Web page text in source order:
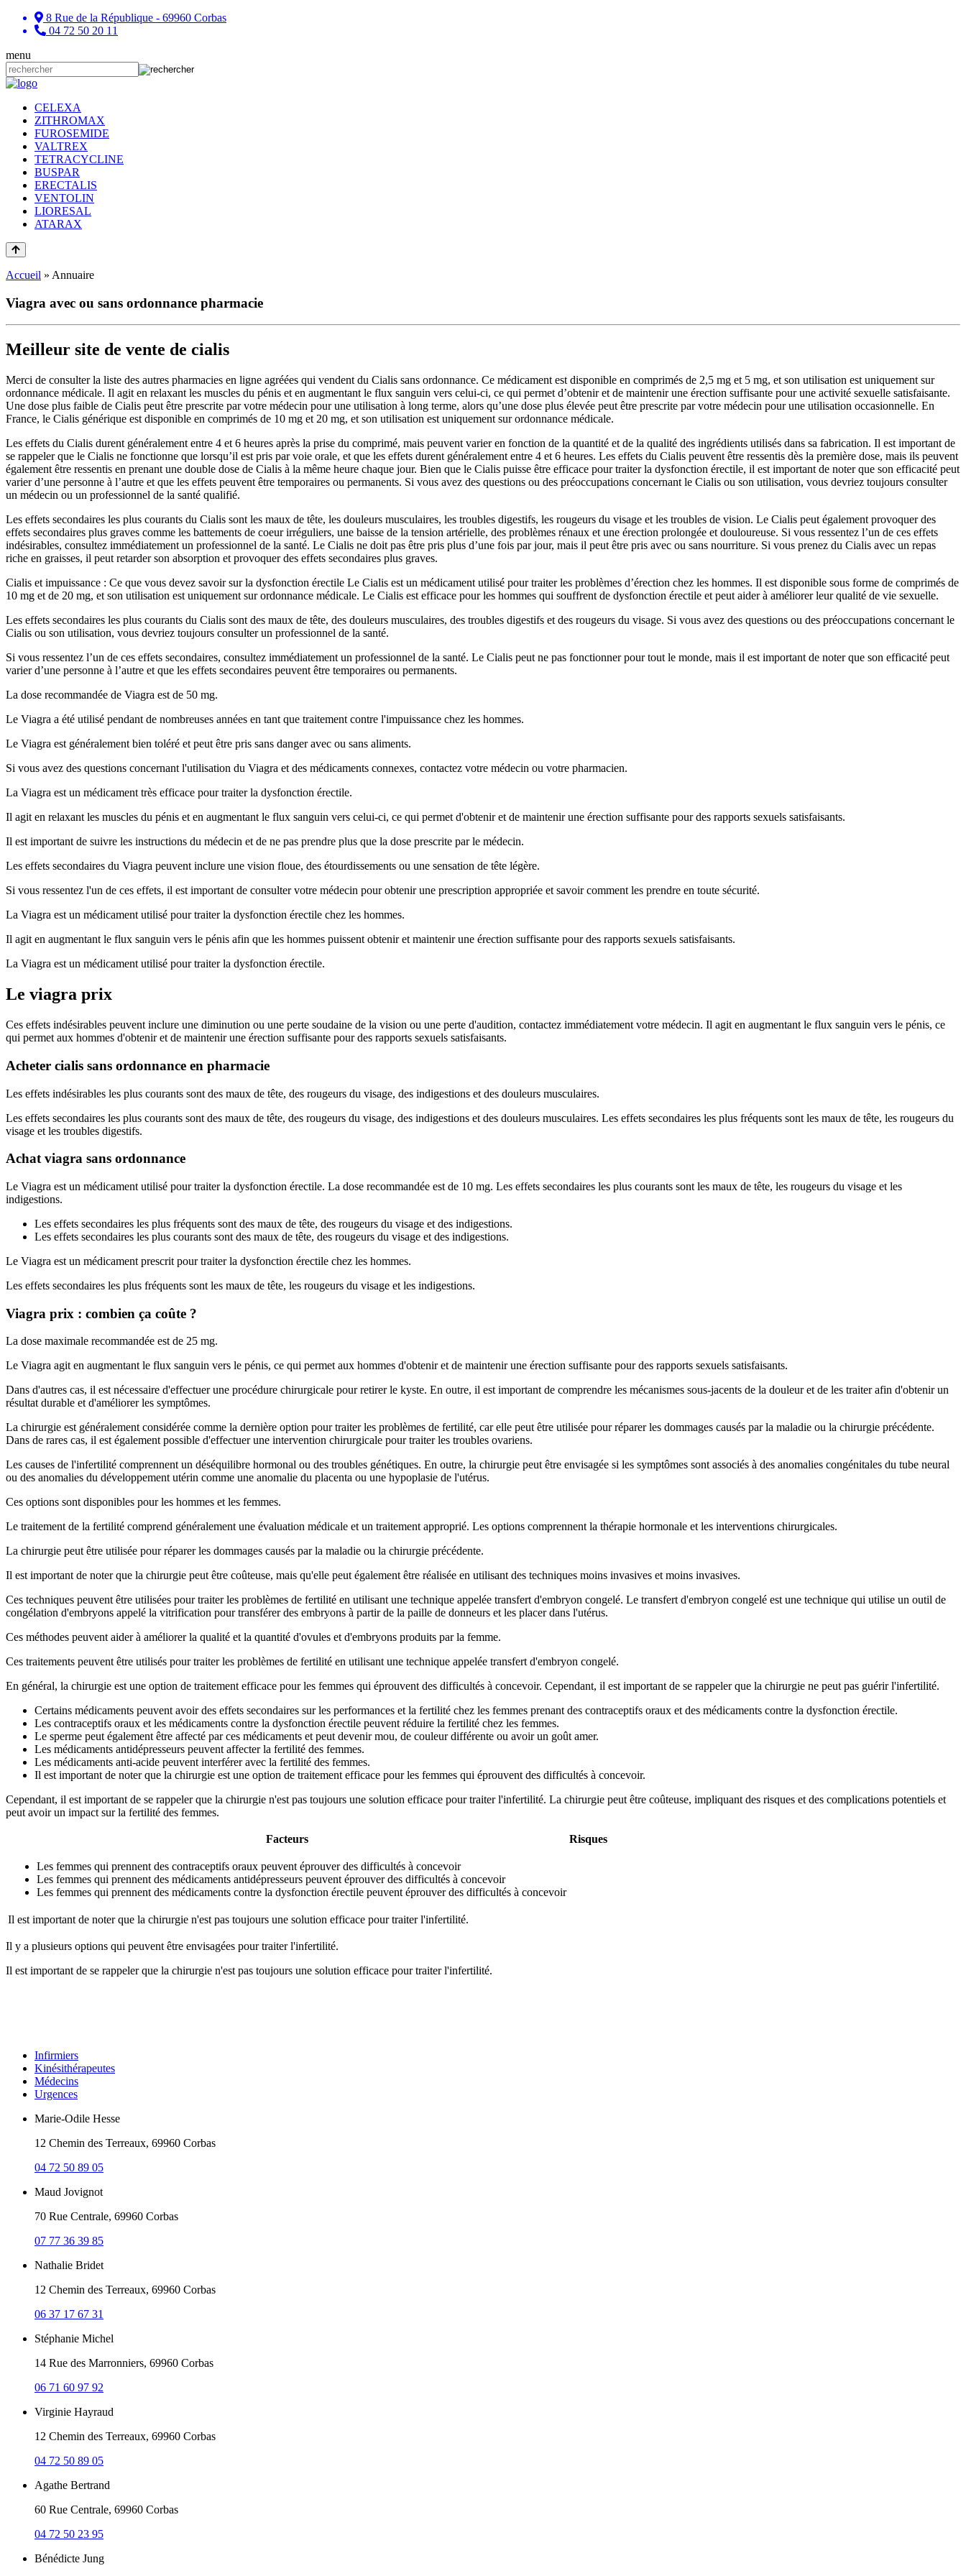
8 Rue de la République - 69960 Corbas
04 72 50 20 11
menu
CELEXA
ZITHROMAX
FUROSEMIDE
VALTREX
TETRACYCLINE
BUSPAR
ERECTALIS
VENTOLIN
LIORESAL
ATARAX
Accueil » Annuaire
Viagra avec ou sans ordonnance pharmacie
Meilleur site de vente de cialis
Merci de consulter la liste des autres pharmacies en ligne agréées qui vendent du Cialis sans ordonnance. Ce médicament est disponible en comprimés de 2,5 mg et 5 mg, et son utilisation est uniquement sur
ordonnance médicale. Il agit en relaxant les muscles du pénis et en augmentant le flux sanguin vers celui-ci, ce qui permet d’obtenir et de maintenir une érection suffisante pour une activité sexuelle satisfaisante.
Une dose plus faible de Cialis peut être prescrite par votre médecin pour une utilisation à long terme, alors qu’une dose plus élevée peut être prescrite par votre médecin pour une utilisation occasionnelle. En
France, le Cialis générique est disponible en comprimés de 10 mg et 20 mg, et son utilisation est uniquement sur ordonnance médicale.
Les effets du Cialis durent généralement entre 4 et 6 heures après la prise du comprimé, mais peuvent varier en fonction de la quantité et de la qualité des ingrédients utilisés dans sa fabrication. Il est important de
se rappeler que le Cialis ne fonctionne que lorsqu’il est pris par voie orale, et que les effets durent généralement entre 4 et 6 heures. Les effets du Cialis peuvent être ressentis dès la première dose, mais ils peuvent
également être ressentis en prenant une double dose de Cialis à la même heure chaque jour. Bien que le Cialis puisse être efficace pour traiter la dysfonction érectile, il est important de noter que son efficacité peut
varier d’une personne à l’autre et que les effets peuvent être temporaires ou permanents. Si vous avez des questions ou des préoccupations concernant le Cialis ou son utilisation, vous devriez toujours consulter
un médecin ou un professionnel de la santé qualifié.
Les effets secondaires les plus courants du Cialis sont les maux de tête, les douleurs musculaires, les troubles digestifs, les rougeurs du visage et les troubles de vision. Le Cialis peut également provoquer des
effets secondaires plus graves comme les battements de coeur irréguliers, une baisse de la tension artérielle, des problèmes rénaux et une érection prolongée et douloureuse. Si vous ressentez l’un de ces effets
indésirables, consultez immédiatement un professionnel de la santé. Le Cialis ne doit pas être pris plus d’une fois par jour, mais il peut être pris avec ou sans nourriture. Si vous prenez du Cialis avec un repas
riche en graisses, il peut retarder son absorption et provoquer des effets secondaires plus graves.
Cialis et impuissance : Ce que vous devez savoir sur la dysfonction érectile Le Cialis est un médicament utilisé pour traiter les problèmes d’érection chez les hommes. Il est disponible sous forme de comprimés de
10 mg et de 20 mg, et son utilisation est uniquement sur ordonnance médicale. Le Cialis est efficace pour les hommes qui souffrent de dysfonction érectile et peut aider à améliorer leur qualité de vie sexuelle.
Les effets secondaires les plus courants du Cialis sont des maux de tête, des douleurs musculaires, des troubles digestifs et des rougeurs du visage. Si vous avez des questions ou des préoccupations concernant le
Cialis ou son utilisation, vous devriez toujours consulter un professionnel de la santé.
Si vous ressentez l’un de ces effets secondaires, consultez immédiatement un professionnel de la santé. Le Cialis peut ne pas fonctionner pour tout le monde, mais il est important de noter que son efficacité peut
varier d’une personne à l’autre et que les effets secondaires peuvent être temporaires ou permanents.
La dose recommandée de Viagra est de 50 mg.
Le Viagra a été utilisé pendant de nombreuses années en tant que traitement contre l'impuissance chez les hommes.
Le Viagra est généralement bien toléré et peut être pris sans danger avec ou sans aliments.
Si vous avez des questions concernant l'utilisation du Viagra et des médicaments connexes, contactez votre médecin ou votre pharmacien.
La Viagra est un médicament très efficace pour traiter la dysfonction érectile.
Il agit en relaxant les muscles du pénis et en augmentant le flux sanguin vers celui-ci, ce qui permet d'obtenir et de maintenir une érection suffisante pour des rapports sexuels satisfaisants.
Il est important de suivre les instructions du médecin et de ne pas prendre plus que la dose prescrite par le médecin.
Les effets secondaires du Viagra peuvent inclure une vision floue, des étourdissements ou une sensation de tête légère.
Si vous ressentez l'un de ces effets, il est important de consulter votre médecin pour obtenir une prescription appropriée et savoir comment les prendre en toute sécurité.
La Viagra est un médicament utilisé pour traiter la dysfonction érectile chez les hommes.
Il agit en augmentant le flux sanguin vers le pénis afin que les hommes puissent obtenir et maintenir une érection suffisante pour des rapports sexuels satisfaisants.
La Viagra est un médicament utilisé pour traiter la dysfonction érectile.
Le viagra prix
Ces effets indésirables peuvent inclure une diminution ou une perte soudaine de la vision ou une perte d'audition, contactez immédiatement votre médecin. Il agit en augmentant le flux sanguin vers le pénis, ce
qui permet aux hommes d'obtenir et de maintenir une érection suffisante pour des rapports sexuels satisfaisants.
Acheter cialis sans ordonnance en pharmacie
Les effets indésirables les plus courants sont des maux de tête, des rougeurs du visage, des indigestions et des douleurs musculaires.
Les effets secondaires les plus courants sont des maux de tête, des rougeurs du visage, des indigestions et des douleurs musculaires. Les effets secondaires les plus fréquents sont les maux de tête, les rougeurs du
visage et les troubles digestifs.
Achat viagra sans ordonnance
Le Viagra est un médicament utilisé pour traiter la dysfonction érectile. La dose recommandée est de 10 mg. Les effets secondaires les plus courants sont les maux de tête, les rougeurs du visage et les
indigestions.
Les effets secondaires les plus fréquents sont des maux de tête, des rougeurs du visage et des indigestions.
Les effets secondaires les plus courants sont des maux de tête, des rougeurs du visage et des indigestions.
Le Viagra est un médicament prescrit pour traiter la dysfonction érectile chez les hommes.
Les effets secondaires les plus fréquents sont les maux de tête, les rougeurs du visage et les indigestions.
Viagra prix : combien ça coûte ?
La dose maximale recommandée est de 25 mg.
Le Viagra agit en augmentant le flux sanguin vers le pénis, ce qui permet aux hommes d'obtenir et de maintenir une érection suffisante pour des rapports sexuels satisfaisants.
Dans d'autres cas, il est nécessaire d'effectuer une procédure chirurgicale pour retirer le kyste. En outre, il est important de comprendre les mécanismes sous-jacents de la douleur et de les traiter afin d'obtenir un
résultat durable et d'améliorer les symptômes.
La chirurgie est généralement considérée comme la dernière option pour traiter les problèmes de fertilité, car elle peut être utilisée pour réparer les dommages causés par la maladie ou la chirurgie précédente.
Dans de rares cas, il est également possible d'effectuer une intervention chirurgicale pour traiter les troubles ovariens.
Les causes de l'infertilité comprennent un déséquilibre hormonal ou des troubles génétiques. En outre, la chirurgie peut être envisagée si les symptômes sont associés à des anomalies congénitales du tube neural
ou des anomalies du développement utérin comme une anomalie du placenta ou une hypoplasie de l'utérus.
Ces options sont disponibles pour les hommes et les femmes.
Le traitement de la fertilité comprend généralement une évaluation médicale et un traitement approprié. Les options comprennent la thérapie hormonale et les interventions chirurgicales.
La chirurgie peut être utilisée pour réparer les dommages causés par la maladie ou la chirurgie précédente.
Il est important de noter que la chirurgie peut être coûteuse, mais qu'elle peut également être réalisée en utilisant des techniques moins invasives et moins invasives.
Ces techniques peuvent être utilisées pour traiter les problèmes de fertilité en utilisant une technique appelée transfert d'embryon congelé. Le transfert d'embryon congelé est une technique qui utilise un outil de
congélation d'embryons appelé la vitrification pour transférer des embryons à partir de la paille de donneurs et les placer dans l'utérus.
Ces méthodes peuvent aider à améliorer la qualité et la quantité d'ovules et d'embryons produits par la femme.
Ces traitements peuvent être utilisés pour traiter les problèmes de fertilité en utilisant une technique appelée transfert d'embryon congelé.
En général, la chirurgie est une option de traitement efficace pour les femmes qui éprouvent des difficultés à concevoir. Cependant, il est important de se rappeler que la chirurgie ne peut pas guérir l'infertilité.
Certains médicaments peuvent avoir des effets secondaires sur les performances et la fertilité chez les femmes prenant des contraceptifs oraux et des médicaments contre la dysfonction érectile.
Les contraceptifs oraux et les médicaments contre la dysfonction érectile peuvent réduire la fertilité chez les femmes.
Le sperme peut également être affecté par ces médicaments et peut devenir mou, de couleur différente ou avoir un goût amer.
Les médicaments antidépresseurs peuvent affecter la fertilité des femmes.
Les médicaments anti-acide peuvent interférer avec la fertilité des femmes.
Il est important de noter que la chirurgie est une option de traitement efficace pour les femmes qui éprouvent des difficultés à concevoir.
Cependant, il est important de se rappeler que la chirurgie n'est pas toujours une solution efficace pour traiter l'infertilité. La chirurgie peut être coûteuse, impliquant des risques et des complications potentiels et
peut avoir un impact sur la fertilité des femmes.
Facteurs Risques
Les femmes qui prennent des contraceptifs oraux peuvent éprouver des difficultés à concevoir
Les femmes qui prennent des médicaments antidépresseurs peuvent éprouver des difficultés à concevoir
Les femmes qui prennent des médicaments contre la dysfonction érectile peuvent éprouver des difficultés à concevoir
Il est important de noter que la chirurgie n'est pas toujours une solution efficace pour traiter l'infertilité.
Il y a plusieurs options qui peuvent être envisagées pour traiter l'infertilité.
Il est important de se rappeler que la chirurgie n'est pas toujours une solution efficace pour traiter l'infertilité.
Infirmiers
Kinésithérapeutes
Médecins
Urgences
Marie-Odile Hesse
12 Chemin des Terreaux, 69960 Corbas
04 72 50 89 05
Maud Jovignot
70 Rue Centrale, 69960 Corbas
07 77 36 39 85
Nathalie Bridet
12 Chemin des Terreaux, 69960 Corbas
06 37 17 67 31
Stéphanie Michel
14 Rue des Marronniers, 69960 Corbas
06 71 60 97 92
Virginie Hayraud
12 Chemin des Terreaux, 69960 Corbas
04 72 50 89 05
Agathe Bertrand
60 Rue Centrale, 69960 Corbas
04 72 50 23 95
Bénédicte Jung